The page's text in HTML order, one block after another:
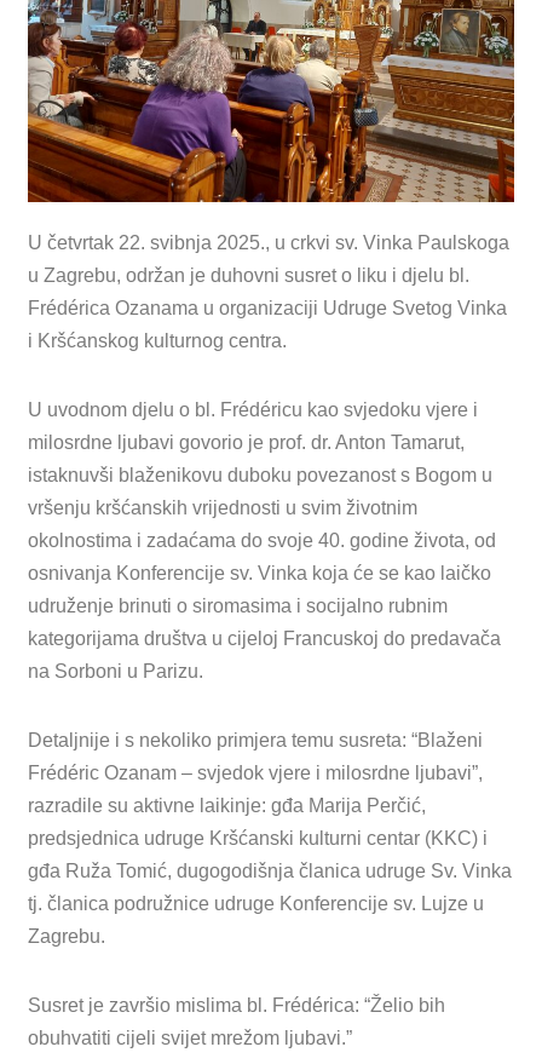
U četvrtak 22. svibnja 2025., u crkvi sv. Vinka Paulskoga
u Zagrebu, održan je duhovni susret o liku i djelu bl.
Frédérica Ozanama u organizaciji Udruge Svetog Vinka
i Kršćanskog kulturnog centra.
U uvodnom djelu o bl. Frédéricu kao svjedoku vjere i
milosrdne ljubavi govorio je prof. dr. Anton Tamarut,
istaknuvši blaženikovu duboku povezanost s Bogom u
vršenju kršćanskih vrijednosti u svim životnim
okolnostima i zadaćama do svoje 40. godine života, od
osnivanja Konferencije sv. Vinka koja će se kao laičko
udruženje brinuti o siromasima i socijalno rubnim
kategorijama društva u cijeloj Francuskoj do predavača
na Sorboni u Parizu.
Detaljnije i s nekoliko primjera temu susreta: “Blaženi
Frédéric Ozanam – svjedok vjere i milosrdne ljubavi”,
razradile su aktivne laikinje: gđa Marija Perčić,
predsjednica udruge Kršćanski kulturni centar (KKC) i
gđa Ruža Tomić, dugogodišnja članica udruge Sv. Vinka
tj. članica podružnice udruge Konferencije sv. Lujze u
Zagrebu.
Susret je završio mislima bl. Frédérica: “Želio bih
obuhvatiti cijeli svijet mrežom ljubavi.”